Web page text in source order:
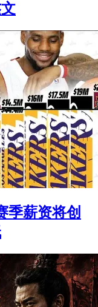
季薪资将创